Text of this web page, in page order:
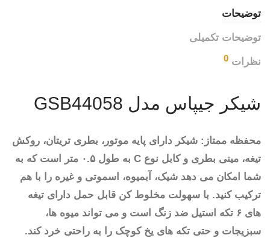
توضیحات
توضیحات تکمیلی
نظرات 0
شیکر جیپاس مدل GSB44058
محفظه ممتاز: شیکر دارای پایه موتور، بطری تریتان، روکش
تیغه، مینی بطری و کابل نوع C به طول ۰.۵ متر است که به
شما امکان می دهد شیک، آبمیوه، اسموتی و غیره را با هم
ترکیب کنید. با سهولت مخلوط کن قابل حمل دارای تیغه
های ۶ تکه استیل ضد زنگ است و می تواند میوه ها،
سبزیجات و حتی تکه های یخ کوچک را به راحتی خرد کند.